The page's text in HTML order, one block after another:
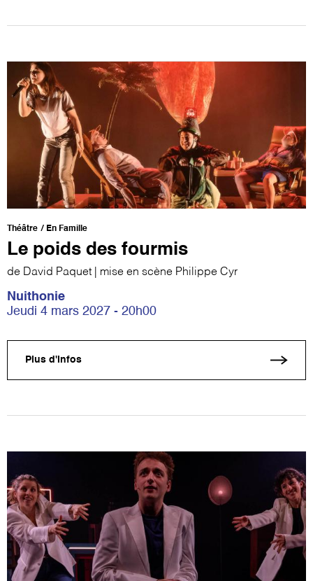
Théâtre En Famille
Le poids des fourmis
de David Paquet | mise en scène Philippe Cyr
Nuithonie
Jeudi 4 mars 2027 - 20h00
Plus d'infos